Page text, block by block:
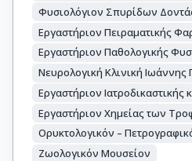
Φυσιολόγιον Σπυρίδων
Εργαστήριον Πειραματικής
Εργαστήριον Παθολογικής
Νευρολογική Κλινική Ιωάννης
Εργαστήριον
Εργαστήριον Χημείας των
Ορυκτολογικόν –
Ζωολογικόν Μουσείον